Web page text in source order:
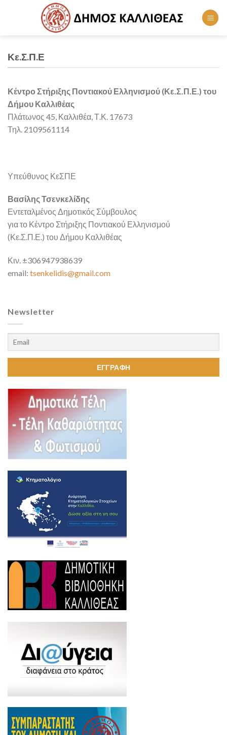
Κε.Σ.Π.Ε
Κέντρο Στήριξης Ποντιακού Ελληνισμού (Κε.Σ.Π.Ε.) του
Δήμου Καλλιθέας
Πλάτωνος 45, Καλλιθέα, Τ.Κ. 17673
Τηλ. 2109561114
Υπεύθυνος ΚεΣΠΕ
Βασίλης Τσενκελίδης
Εντεταλμένος Δημοτικός Σύμβουλος
για το Κέντρο Στήριξης Ποντιακού Ελληνισμού
(Κε.Σ.Π.Ε.) του Δήμου Καλλιθέας
Κιν. ±306947938639
email: tsenkelidis@gmail.com
Newsletter